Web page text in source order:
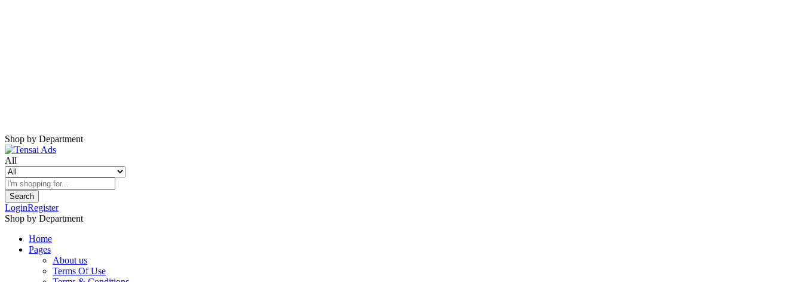
Shop by Department
All
Search
LoginRegister
Shop by Department
Home
Pages
About us
Terms Of Use